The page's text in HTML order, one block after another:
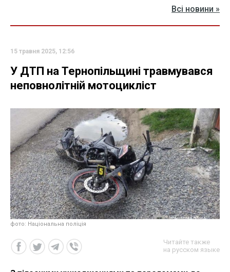
Всі новини »
15 травня 2025, 12:56
У ДТП на Тернопільщині травмувався
неповнолітній мотоцикліст
фото: Національна поліція
Читайте также
на русском языке